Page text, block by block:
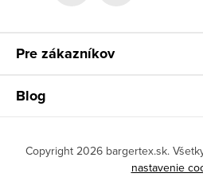
Pre zákazníkov
Blog
Copyright 2026 bargertex.sk.
nastavenie